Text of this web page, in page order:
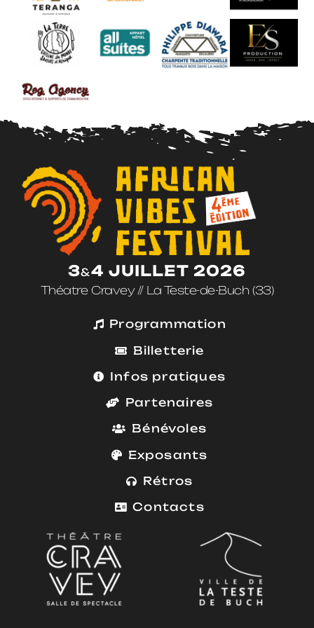
3&4 JUILLET 2026
Théatre Cravey // La Teste-de-Buch (33)
Programmation
Billetterie
Infos pratiques
Partenaires
Bénévoles
Exposants
Rétros
Contacts